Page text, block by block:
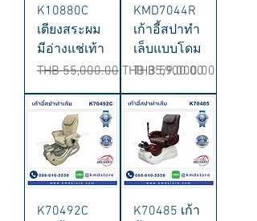
K10880C
เตียงสระผม
มีอ่างแช่เท้า
Regular Price
THB 55,000.00 Sale Price
THB 35,900.00
KMD7044R
เก้าอี้สปาทำ
เล็บแบบโดม
Price
THB 59,000.00
K70492C
K70485 เก้า